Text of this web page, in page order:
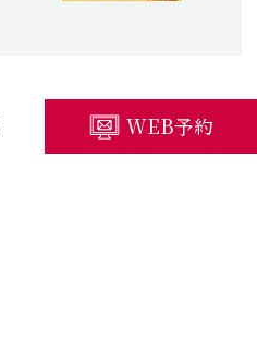
WEB予約